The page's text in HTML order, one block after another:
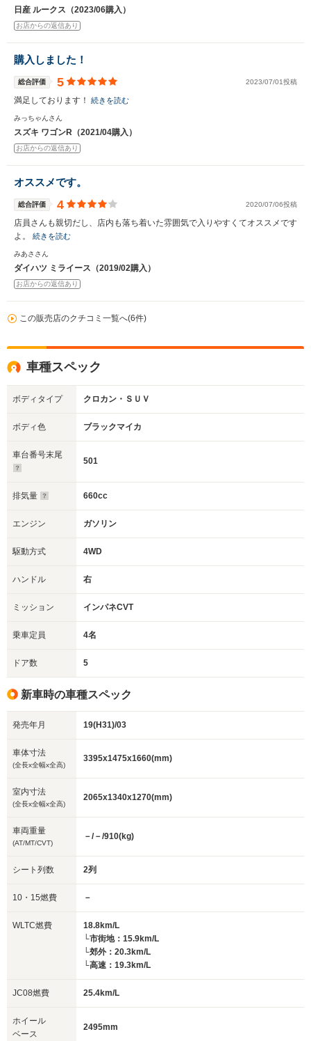
日産 ルークス（2023/06購入）
お店からの返信あり
購入しました！
総合評価 5 2023/07/01投稿
満足しております！ 続きを読む
みっちゃんさん
スズキ ワゴンR（2021/04購入）
お店からの返信あり
オススメです。
総合評価 4 2020/07/06投稿
店員さんも親切だし、店内も落ち着いた雰囲気で入りやすくてオススメです
よ。 続きを読む
みあささん
ダイハツ ミライース（2019/02購入）
お店からの返信あり
この販売店のクチコミ一覧へ(6件)
車種スペック
ボディタイプ クロカン・ＳＵＶ
ボディ色 ブラックマイカ
車台番号末尾
501
排気量 660cc
エンジン ガソリン
駆動方式 4WD
ハンドル 右
ミッション インパネCVT
乗車定員 4名
ドア数 5
新車時の車種スペック
発売年月 19(H31)/03
車体寸法
(全長x全幅x全高)
3395x1475x1660(mm)
室内寸法
(全長x全幅x全高)
2065x1340x1270(mm)
車両重量
(AT/MT/CVT)
－/－/910(kg)
シート列数 2列
10・15燃費 －
WLTC燃費
18.8km/L
└市街地：15.9km/L
└郊外：20.3km/L
└高速：19.3km/L
JC08燃費 25.4km/L
ホイール
ベース
2495mm